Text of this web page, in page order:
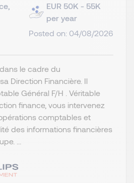
EUR 50K - 55K
per year
Posted on: 04/08/2026
le cadre du
Direction Financière. Il
Général F/H . Véritable
finance, vous intervenez
comptables et
des informations financières
...